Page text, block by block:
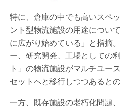
特に、倉庫の中でも高いスペ
ント型物流施設の用途につい
に広がり始めている」と指摘
ー、研究開発、工場としての
ト」の物流施設がマルチユー
セットへと移行しつつあると
一方、既存施設の老朽化問題